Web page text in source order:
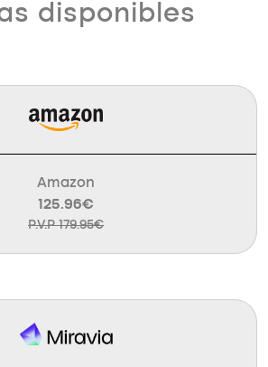
disponibles
Amazon
125.96€
P.V.P 179.95€